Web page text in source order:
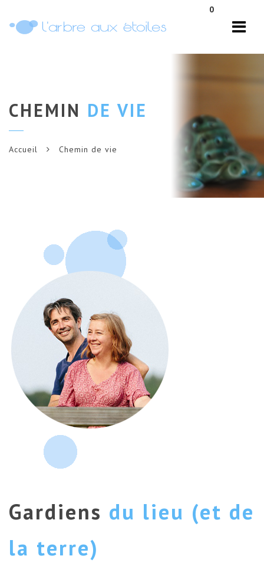
0
CHEMIN DE VIE
Accueil Chemin de vie
Gardiens du lieu (et de
la terre)